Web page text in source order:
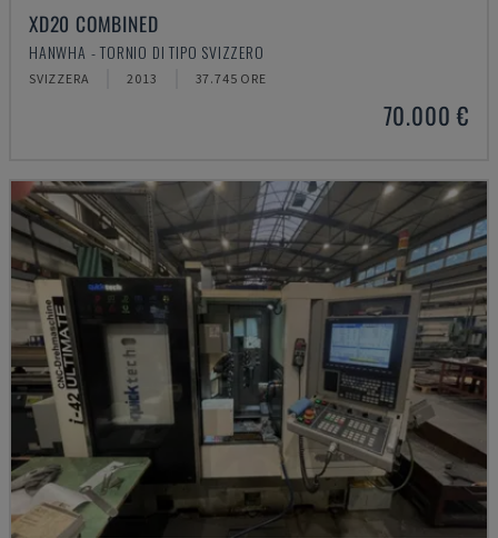
XD20 COMBINED
HANWHA - TORNIO DI TIPO SVIZZERO
SVIZZERA 2013 37.745 ORE
70.000 €